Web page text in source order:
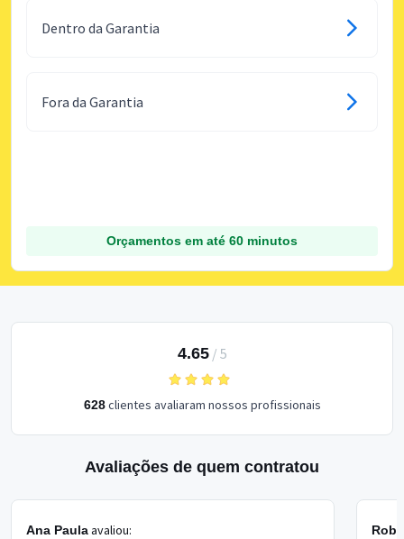
Dentro da Garantia
Fora da Garantia
Orçamentos em até 60 minutos
4.65/ 5
628clientes avaliaram nossos profissionais
Avaliações de quem contratou
Ana Paulaavaliou: